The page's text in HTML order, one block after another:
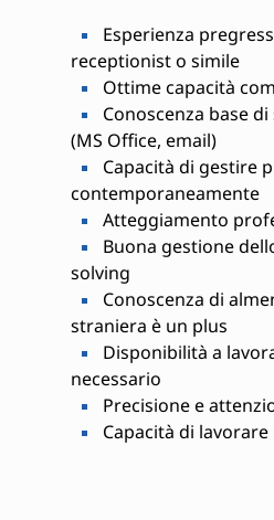
Esperienza
receptionist o simile
Ottime capacità
Conoscenza base
(MS Office, email)
Capacità di gestire
contemporaneamente
Atteggiamento
Buona gestione
solving
Conoscenza di
straniera è un plus
Disponibilità a
necessario
Precisione e
Capacità di